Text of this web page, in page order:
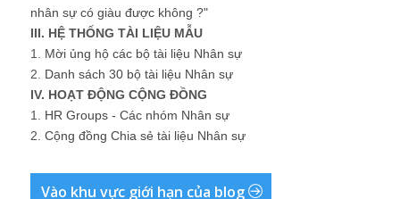
nhân sự có giàu được không ?"
III. HỆ THỐNG TÀI LIỆU MẪU
1. Mời ủng hộ các bộ tài liệu Nhân sự
2. Danh sách 30 bộ tài liệu Nhân sự
IV. HOẠT ĐỘNG CỘNG ĐỒNG
1. HR Groups - Các nhóm Nhân sự
2. Cộng đồng Chia sẻ tài liệu Nhân sự
Vào khu vực giới hạn của blog